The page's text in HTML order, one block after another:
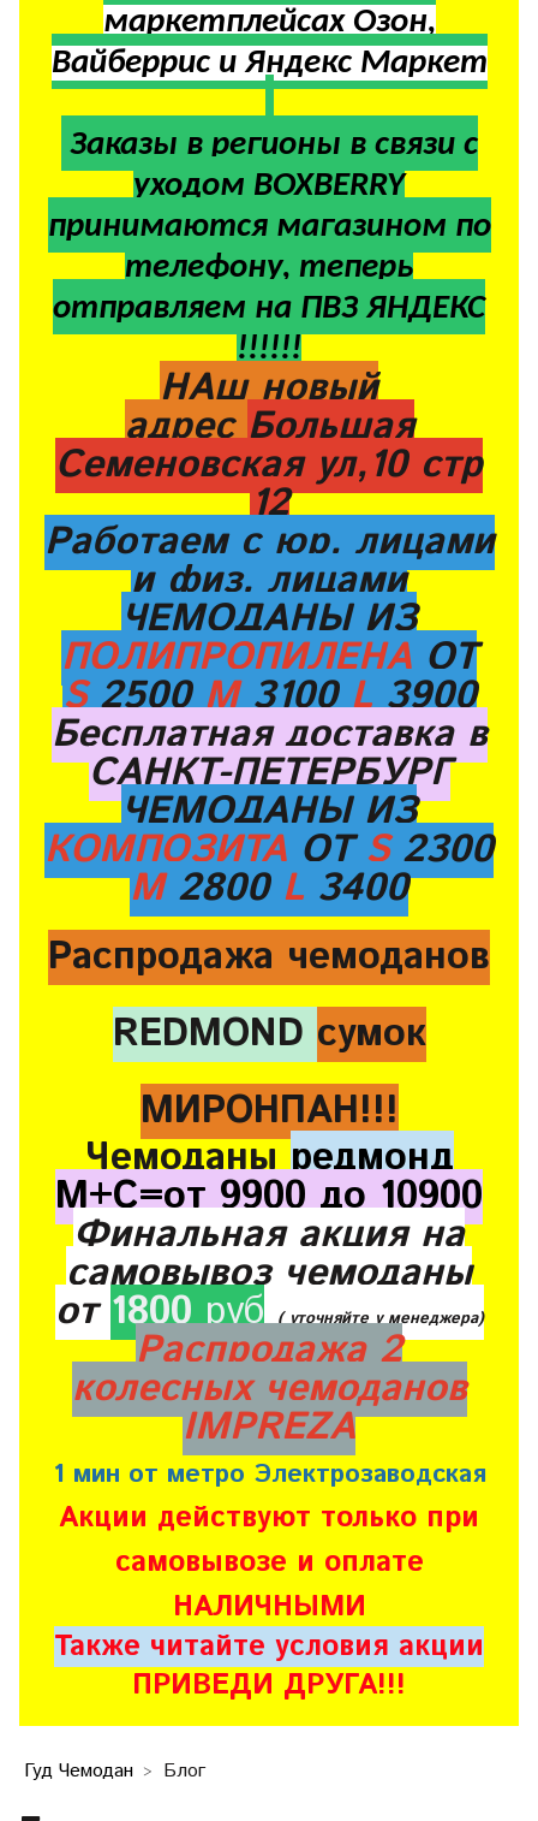
маркетплейсах Озон,
Вайберрис и Яндекс Маркет
Заказы в регионы всвязи с
уходом BOXBERRY
принимаются магазином по
телефону, теперь
отправляем на ПВЗ ЯНДЕКС
!!!!!!
НАш новый
адресБольшая
Семеновская ул,10 стр
12
Работаем с юр. лицами
и физ. лицами
ЧЕМОДАНЫ ИЗ
ПОЛИПРОПИЛЕНА ОТ
S2500M3100L3900
Бесплатная доставка в
САНКТ-ПЕТЕРБУРГ
ЧЕМОДАНЫ ИЗ
КОМПОЗИТА ОТS2300
M2800 L 3400
Распродажа чемоданов
REDMOND сумок
МИРОНПАН!!!
Чемоданыредмонд
М+С=от 9900 до 10900
Финальная акция на
самовывоз чемоданы
от1800руб ( уточняйте у менеджера)
Распродажа 2
колесных чемоданов
IMPREZA
1 мин от метро Электрозаводская
Акции действуют только при
самовывозе и оплате
НАЛИЧНЫМИ
Также читайте условия акции
ПРИВЕДИ ДРУГА!!!
Гуд Чемодан Блог